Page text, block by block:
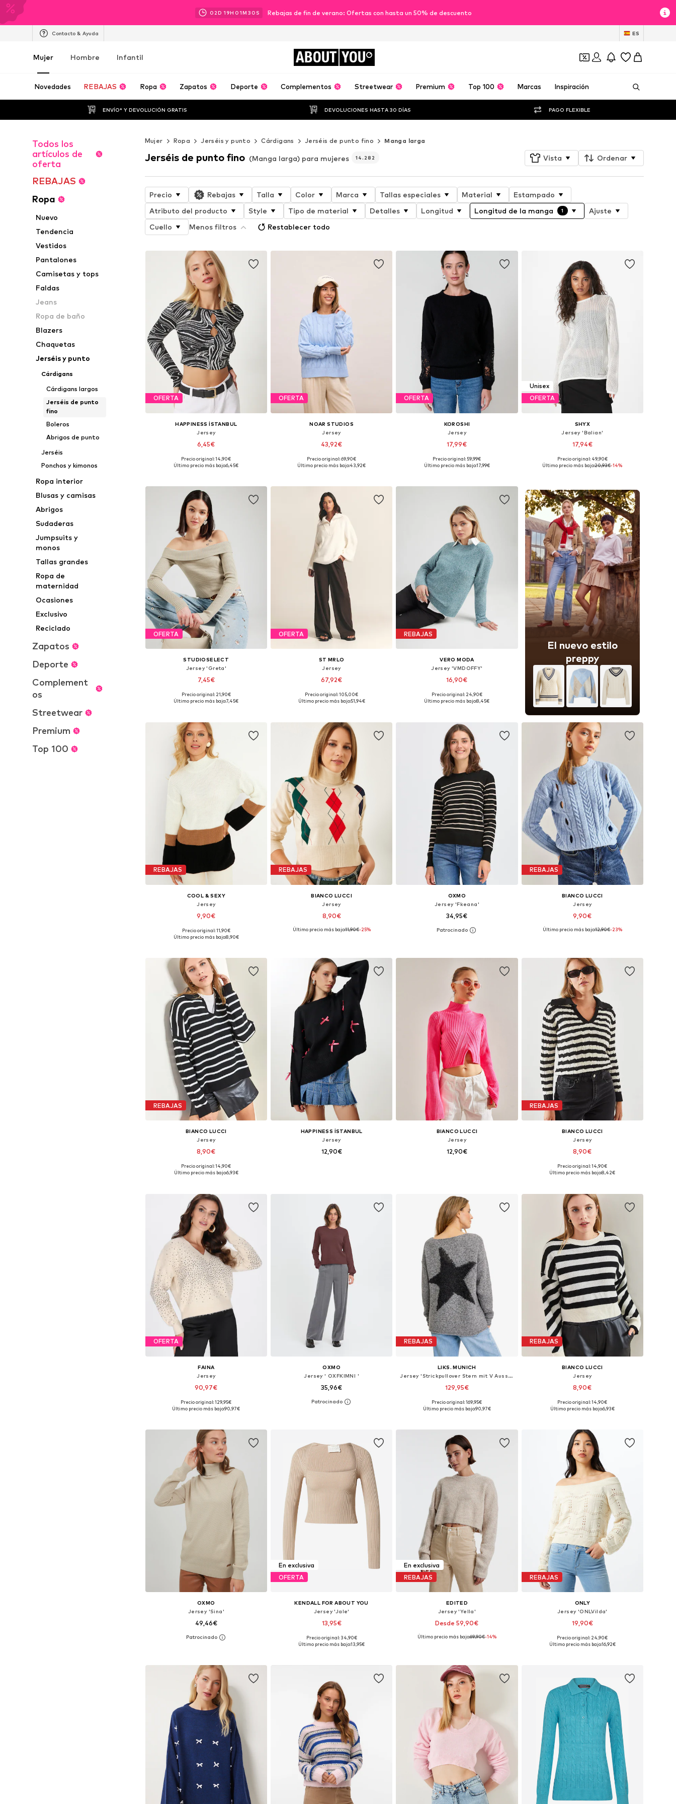
02D 19H 01M 28 S Rebajas de fin de verano: Ofertas con hasta un 50% de descuento
Contacto & Ayuda ES
Mujer Hombre Infantil ABOUT YOU
Novedades REBAJAS Ropa Zapatos Deporte Complementos Streetwear Premium Top 100 Marcas Inspiración
ENVÍO* Y DEVOLUCIÓN GRATIS DEVOLUCIONES HASTA 30 DÍAS PAGO FLEXIBLE
Todos los
artículos de
oferta
REBAJAS
Ropa
Nuevo
Tendencia
Vestidos
Pantalones
Camisetas y tops
Faldas
Jeans
Ropa de baño
Blazers
Chaquetas
Jerséis y punto
Cárdigans
Cárdigans largos
Jerséis de punto
fino
Boleros
Abrigos de punto
Jerséis
Ponchos y kimonos
Ropa interior
Blusas y camisas
Abrigos
Sudaderas
Jumpsuits y
monos
Tallas grandes
Ropa de
maternidad
Ocasiones
Exclusivo
Reciclado
Zapatos
Deporte
Complement
os
Streetwear
Premium
Top 100
Mujer Ropa Jerséis y punto Cárdigans Jerséis de punto fino Manga larga
Jerséis de punto fino (Manga larga) para mujeres 14.282 Vista Ordenar
Precio Rebajas Talla Color Marca Tallas especiales Material
Estampado
Atributo del producto
Style Tipo de material Detalles Longitud Longitud de la manga 1
Ajuste
Cuello
Menos filtros Restablecer todo
OFERTA
HAPPINESS İSTANBUL
Jersey
6,45€
Tallas disponibles: S, M, L
Precio original: 14,90€
Último precio más bajo:6,45€
OFERTA
NOAR STUDIOS
Jersey
43,92€
Tallas disponibles: XS, S, M, L, XL
Precio original: 69,90€
Último precio más bajo:43,92€
OFERTA
KOROSHI
Jersey
17,99€
Tallas disponibles: XS, S, M, L
Precio original: 59,99€
Último precio más bajo:17,99€
Unisex
OFERTA
SHYX
Jersey 'Balian'
17,94€
Tallas disponibles: S, M, L, XL, XXL, XXXL
Precio original: 49,90€
Último precio más bajo:20,93€-14%
OFERTA
STUDIOSELECT
Jersey 'Greta'
7,45€
Tallas disponibles: XS, S, M, L, XL
Precio original: 21,90€
Último precio más bajo:7,45€
OFERTA
ST MRLO
Jersey
67,92€
Tallas disponibles: XS, S, M, L, XL
Precio original: 105,00€
Último precio más bajo:51,94€
REBAJAS
VERO MODA
Jersey 'VMDOFFY'
16,90€
+44
Tallas disponibles: XS, S, M, L
Precio original: 24,90€
Último precio más bajo:8,45€
El nuevo estilo
preppy
REBAJAS
COOL & SEXY
Jersey
9,90€
Tallas disponibles: XS-XL
Precio original: 11,90€
Último precio más bajo:8,90€
REBAJAS
BIANCO LUCCI
Jersey
8,90€
Tallas disponibles: XS-XL
Último precio más bajo:11,90€-25%
OXMO
Jersey 'Fkeana'
34,95€
+2
Tallas disponibles: XS, S, M, L, XL, XXL
REBAJAS
BIANCO LUCCI
Jersey
9,90€
Tallas disponibles: XS-XL
Último precio más bajo:12,90€-23%
REBAJAS
BIANCO LUCCI
Jersey
8,90€
Tallas disponibles: XS-XL
Precio original: 14,90€
Último precio más bajo:6,93€
HAPPINESS İSTANBUL
Jersey
12,90€
BIANCO LUCCI
Jersey
12,90€
REBAJAS
BIANCO LUCCI
Jersey
8,90€
Tallas disponibles: XS-XL
Precio original: 14,90€
Último precio más bajo:8,42€
OFERTA
FAINA
Jersey
90,97€
Tallas disponibles: XS-S, M-L, XL-XXL
Precio original: 129,95€
Último precio más bajo:90,97€
OXMO
Jersey ' OXFKIMNI '
35,96€
Tallas disponibles: XS, S, M, L, XL, XXL
REBAJAS
LIKS. MUNICH
Jersey 'Strickpullover Stern mit V Ausschnitt - AlinaC'
129,95€
Tallas disponibles: S, M, L, XL
Precio original: 169,95€
Último precio más bajo:90,97€
REBAJAS
BIANCO LUCCI
Jersey
8,90€
Tallas disponibles: XS-XL
Precio original: 14,90€
Último precio más bajo:6,93€
OXMO
Jersey 'Sina'
49,46€
+1
Tallas disponibles: XS, S, M, L, XL, XXL
En exclusiva
OFERTA
KENDALL FOR ABOUT YOU
Jersey 'Jale'
13,95€
Tallas disponibles: XS, M, L, XL, XXL
Precio original: 34,90€
Último precio más bajo:13,95€
En exclusiva
REBAJAS
EDITED
Jersey 'Yella'
Desde 59,90€
Tallas disponibles: XS, S, M, L, XL
Último precio más bajo:69,90€-14%
REBAJAS
ONLY
Jersey 'ONLVilda'
19,90€
Tallas disponibles: XS, S, M, L, XL
Precio original: 24,90€
Último precio más bajo:16,92€